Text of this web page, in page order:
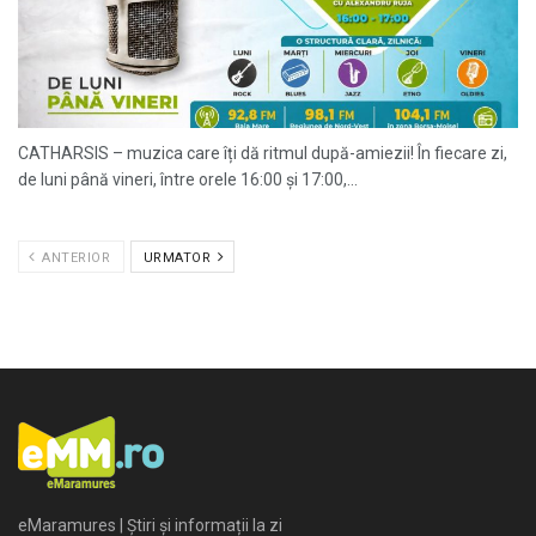
CATHARSIS – muzica care îți dă ritmul după-amiezii! În fiecare zi,
de luni până vineri, între orele 16:00 și 17:00,...
ANTERIOR URMATOR
eMaramures | Știri și informații la zi